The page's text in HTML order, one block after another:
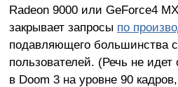
Radeon 9000 или GeForce4
закрывает запросы по
подавляющего большинства
пользователей. (Речь не
в Doom 3 на уровне 90